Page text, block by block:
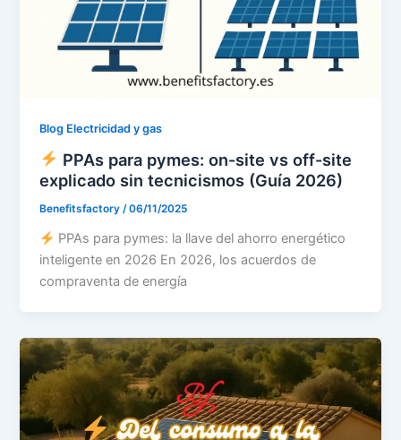
Blog Electricidad y gas
PPAs para pymes: on-site vs off-site
explicado sin tecnicismos (Guía 2026)
Benefitsfactory/06/11/2025
PPAs para pymes: la llave del ahorro energético
inteligente en 2026 En 2026, los acuerdos de
compraventa de energía